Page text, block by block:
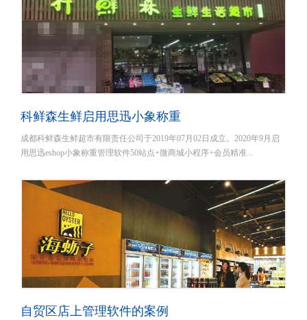
科鲜森生鲜启用思迅小象称重
成都科鲜森生鲜超市有限责任公司于2019年07月02日成立。2020年9月启
用思迅eshop小象称重管理软件50站点+微商城小程序+会员精准...
自贸区店上管理软件的案例